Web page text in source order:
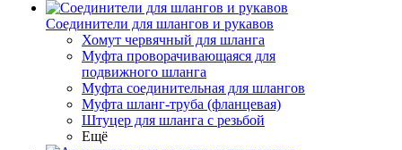
Соединители для шлангов и рукавов
Хомут червячный для шланга
Муфта проворачивающаяся для
подвижного шланга
Муфта соединительная для шлангов
Муфта шланг-труба (фланцевая)
Штуцер для шланга с резьбой
Ещё